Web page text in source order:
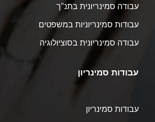
עבודה סמינריונית בתנ"ך
עבודות סמינריוניות במשפטים
עבודה סמינריונית בסוציולוגיה
עבודות סמינריון
עבודות סמינריון